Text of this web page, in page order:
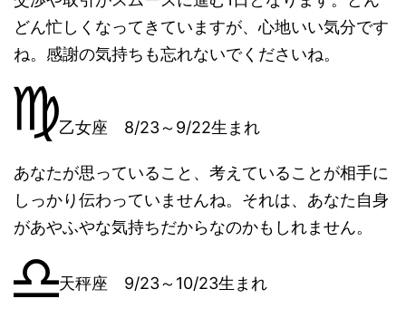
どん忙しくなってきていますが、心地いい気分です
ね。感謝の気持ちも忘れないでくださいね。
乙女座 8/23～9/22生まれ
あなたが思っていること、考えていることが相手に
しっかり伝わっていませんね。それは、あなた自身
があやふやな気持ちだからなのかもしれません。
天秤座 9/23～10/23生まれ